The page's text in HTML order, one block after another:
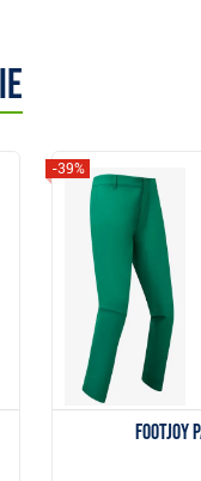
FootJoy
-39%